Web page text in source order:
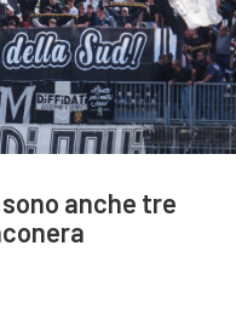
anche tre